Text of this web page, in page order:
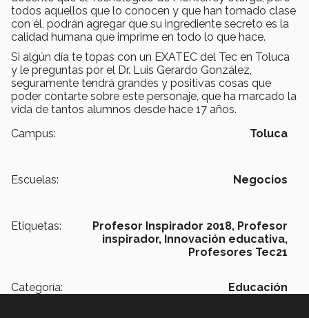
todos aquellos que lo conocen y que han tomado clase
con él, podrán agregar que su ingrediente secreto es la
calidad humana que imprime en todo lo que hace.
Si algún día te topas con un EXATEC del Tec en Toluca
y le preguntas por el Dr. Luis Gerardo González,
seguramente tendrá grandes y positivas cosas que
poder contarte sobre este personaje, que ha marcado la
vida de tantos alumnos desde hace 17 años.
Campus:
Toluca
Escuelas: Negocios
Etiquetas: Profesor Inspirador 2018, Profesor
inspirador, Innovación educativa,
Profesores Tec21
Categoría: Educación